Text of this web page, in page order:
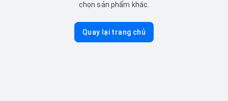
chọn sản phẩm khác.
Quay lại trang chủ